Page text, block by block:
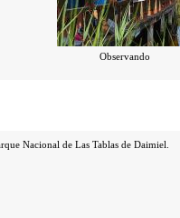
Observando
Nacional de Las Tablas de Daimiel.